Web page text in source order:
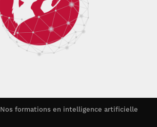
Nos formations en intelligence artificielle